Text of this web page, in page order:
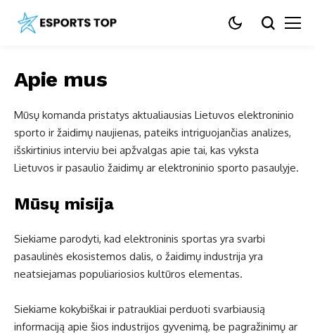
Apie mus
Mūsų komanda pristatys aktualiausias Lietuvos elektroninio
sporto ir žaidimų naujienas, pateiks intriguojančias analizes,
išskirtinius interviu bei apžvalgas apie tai, kas vyksta
Lietuvos ir pasaulio žaidimų ar elektroninio sporto pasaulyje.
Mūsų misija
Siekiame parodyti, kad elektroninis sportas yra svarbi
pasaulinės ekosistemos dalis, o žaidimų industrija yra
neatsiejamas populiariosios kultūros elementas.
Siekiame kokybiškai ir patraukliai perduoti svarbiausią
informaciją apie šios industrijos gyvenimą, be pagražinimų ar